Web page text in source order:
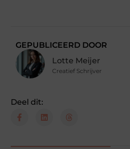
GEPUBLICEERD DOOR
Lotte Meijer
Creatief Schrijver
Deel dit: